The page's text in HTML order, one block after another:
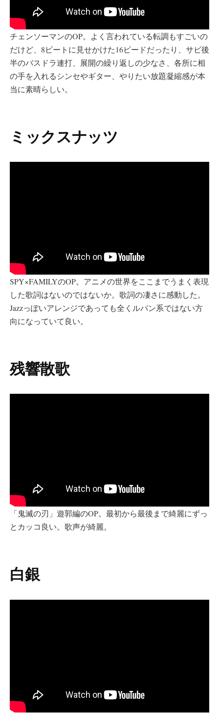
チェンソーマンのOP。よく言われている転調もすごいの
だけど、8ビートに見せかけた16ビードだったり、サビ後
半のバスドラ連打、展開の繰り返しの少なさ、各所に相
の手を入れるシンセやギター、やりたい放題凝縮感が本
当に素晴らしい。
ミックスナッツ
SPY×FAMILYのOP。アニメの世界をここまでうまく表現
した歌詞はないのではないか。歌詞の凄さに感動した。
Jazzっぽいアレンジであっても全くルパン系ではない方
向になっていて良い。
残響散歌
「鬼滅の刃」遊郭編のOP。最初から最後まで綺麗にずっ
とカッコ良い。歌声が綺麗。
白銀